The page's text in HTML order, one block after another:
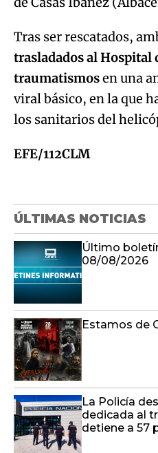
Tras ser rescatados,
trasladados al Hospital
traumatismosen una
viral básico, en la que
los sanitarios del
EFE/112CLM
ÚLTIMAS NOTICIAS
Último
08/08/2026
Estamos de
La Policía
dedicada al
detiene a 57